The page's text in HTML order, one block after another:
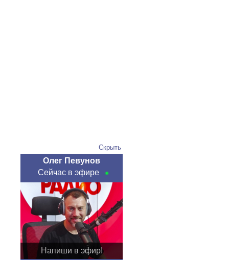
Скрыть
Олег Певунов
Сейчас в эфире
Напиши в эфир!